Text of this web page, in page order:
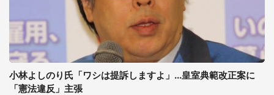
小林よしのり氏「ワシは提訴しますよ」...皇室典範改正案に
「憲法違反」主張